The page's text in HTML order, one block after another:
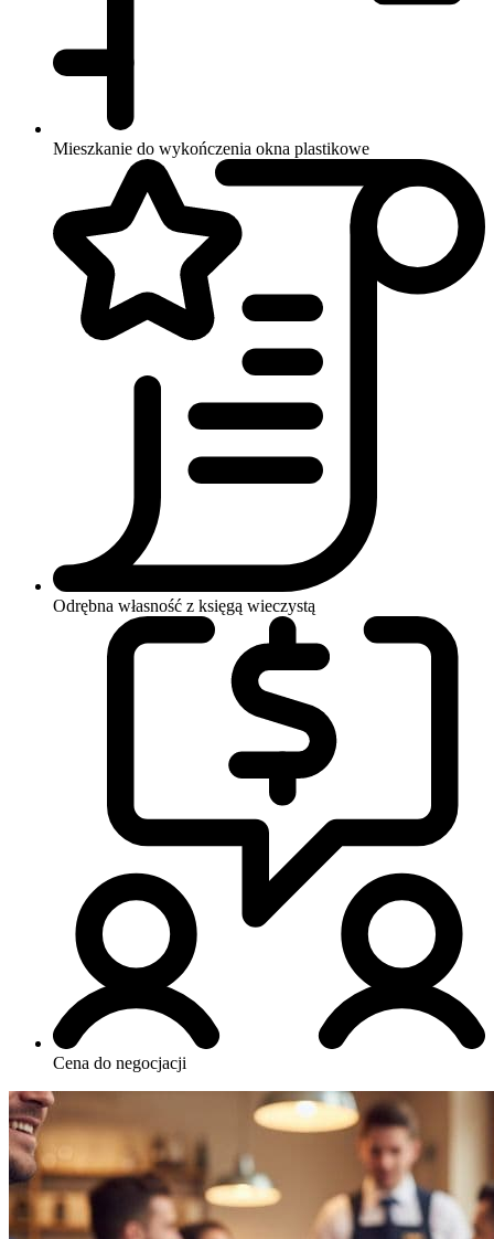
Mieszkanie do wykończenia okna plastikowe
Odrębna własność z księgą wieczystą
Cena do negocjacji